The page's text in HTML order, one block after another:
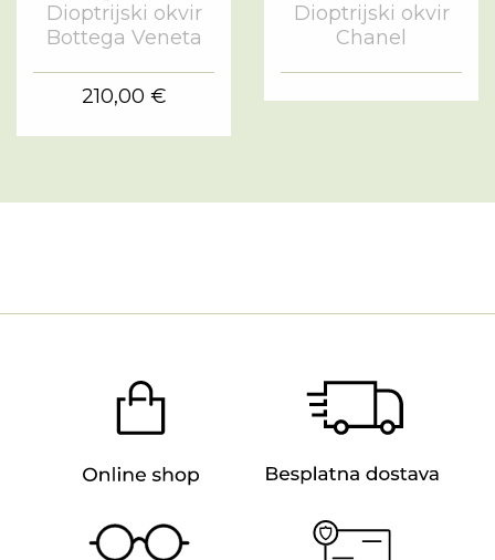
Dioptrijski okvir
Bottega Veneta
210,00 €
Dioptrijski okvir
Chanel